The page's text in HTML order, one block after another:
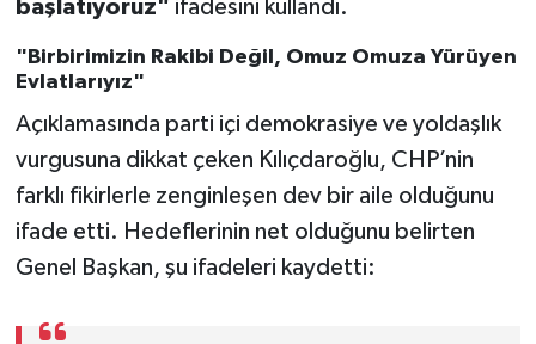
başlatıyoruz" ifadesini kullandı.
"Birbirimizin Rakibi Değil, Omuz Omuza Yürüyen
Evlatlarıyız"
Açıklamasında parti içi demokrasiye ve yoldaşlık
vurgusuna dikkat çeken Kılıçdaroğlu, CHP’nin
farklı fikirlerle zenginleşen dev bir aile olduğunu
ifade etti. Hedeflerinin net olduğunu belirten
Genel Başkan, şu ifadeleri kaydetti: